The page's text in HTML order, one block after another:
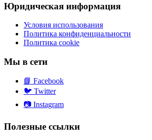
Юридическая информация
Условия использования
Политика конфиденциальности
Политика cookie
Мы в сети
📘 Facebook
🐦 Twitter
📷 Instagram
Полезные ссылки